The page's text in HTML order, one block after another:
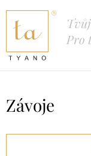
Pro
Závoje